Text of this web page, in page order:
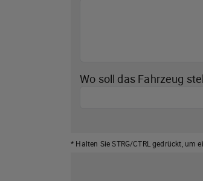
Wo soll das Fahrzeug
* Halten Sie STRG/CTRL gedrückt, um